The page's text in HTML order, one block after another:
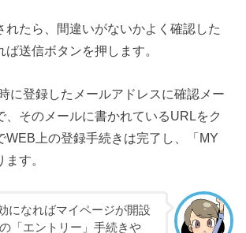
れたら、間違いがないかよく確認した
ば送信ボタンを押します。
に登録したメールアドレスに確認メー
、そのメールに書かれているURLをク
WEB上の登録手続きは完了し、「MY
す。
になればマイページが開設
「エントリー」手続きや